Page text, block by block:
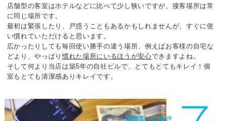
店舗型の客室はホテルなどに比べて少し狭いですが、接客場所は常
に同じ場所です。
最初は緊張したり、戸惑うこともあるかもしれませんが、すぐに使
い慣れていただけると思います。
広かったりしても毎回使い勝手の違う場所、例えばお客様の自宅な
どより、やっぱり 慣れた場所にいるほうが安心できますよね。
そして何より当店は築5年の自社ビルで、とてもとてもキレイ！個
室もとても清潔感ありキレイです。